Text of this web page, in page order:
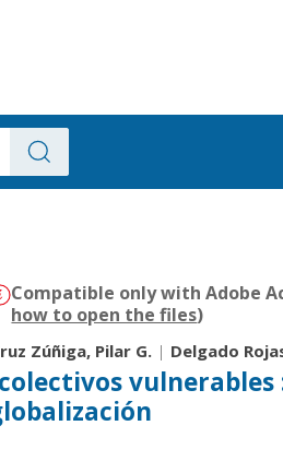
Compatible only with Adobe
how to open the files)
Zúñiga, Pilar G. | Delgado
vulnerables